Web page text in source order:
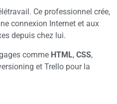
Ce professionnel crée,
connexion Internet et aux
depuis chez lui.
comme HTML, CSS,
et Trello pour la